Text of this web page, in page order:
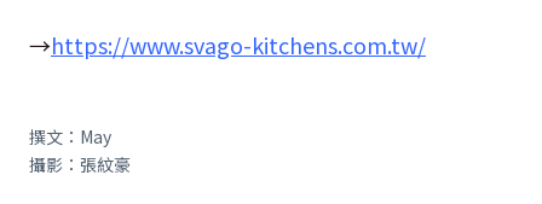
→https://www.svago-kitchens.com.tw/
撰文：May
攝影：張紋豪